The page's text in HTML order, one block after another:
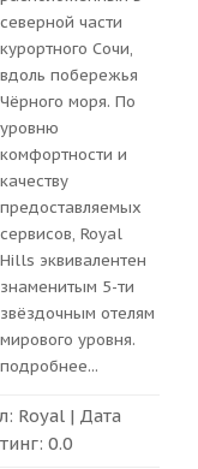
северной части
курортного Сочи,
вдоль побережья
Чёрного моря. По
уровню
комфортности и
качеству
предоставляемых
сервисов, Royal
Hills эквивалентен
знаменитым 5-ти
звёздочным отелям
мирового уровня.
подробнее...
Royal | Дата
0.0